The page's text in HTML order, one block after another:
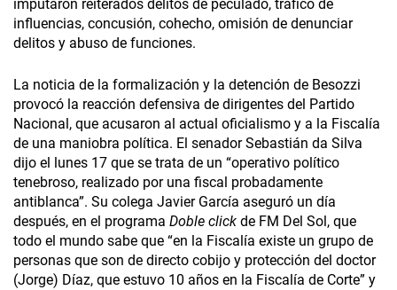
imputaron reiterados delitos de peculado, tráfico de
influencias, concusión, cohecho, omisión de denunciar
delitos y abuso de funciones.
La noticia de la formalización y la detención de Besozzi
provocó la reacción defensiva de dirigentes del Partido
Nacional, que acusaron al actual oficialismo y a la Fiscalía
de una maniobra política. El senador Sebastián da Silva
dijo el lunes 17 que se trata de un “operativo político
tenebroso, realizado por una fiscal probadamente
antiblanca”. Su colega Javier García aseguró un día
después, en el programa Doble click de FM Del Sol, que
todo el mundo sabe que “en la Fiscalía existe un grupo de
personas que son de directo cobijo y protección del doctor
(Jorge) Díaz, que estuvo 10 años en la Fiscalía de Corte” y